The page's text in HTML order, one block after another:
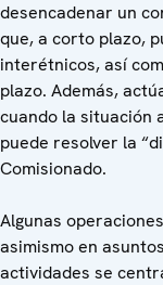
desencadenar un
que, a corto plazo,
interétnicos, así
plazo. Además,
cuando la situación
puede resolver la
Comisionado.
Algunas
asimismo en
actividades se